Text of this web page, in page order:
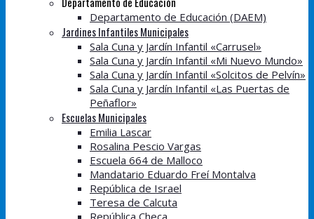
Departamento de Educación (DAEM)
Jardines Infantiles Municipales
Sala Cuna y Jardín Infantil «Carrusel»
Sala Cuna y Jardín Infantil «Mi Nuevo Mundo»
Sala Cuna y Jardín Infantil «Solcitos de Pelvín»
Sala Cuna y Jardín Infantil «Las Puertas de
Peñaflor»
Escuelas Municipales
Emilia Lascar
Rosalina Pescio Vargas
Escuela 664 de Malloco
Mandatario Eduardo Freí Montalva
República de Israel
Teresa de Calcuta
República Checa